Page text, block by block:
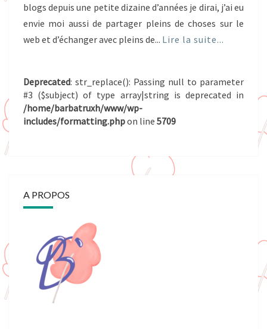
blogs depuis une petite dizaine d’années je dirai, j’ai eu
envie moi aussi de partager pleins de choses sur le
web et d’échanger avec pleins de... Lire la suite...
Deprecated: str_replace(): Passing null to parameter
#3 ($subject) of type array|string is deprecated in
/home/barbatruxh/www/wp-
includes/formatting.phpon line 5709
A PROPOS